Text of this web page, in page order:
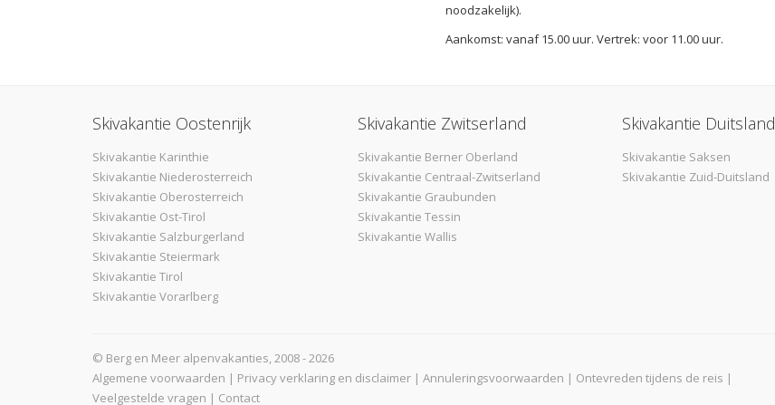
noodzakelijk).
Aankomst: vanaf 15.00 uur. Vertrek: voor 11.00 uur.
Skivakantie Oostenrijk
Skivakantie Karinthie
Skivakantie Niederosterreich
Skivakantie Oberosterreich
Skivakantie Ost-Tirol
Skivakantie Salzburgerland
Skivakantie Steiermark
Skivakantie Tirol
Skivakantie Vorarlberg
Skivakantie Zwitserland
Skivakantie Berner Oberland
Skivakantie Centraal-Zwitserland
Skivakantie Graubunden
Skivakantie Tessin
Skivakantie Wallis
Skivakantie Duitsland
Skivakantie Saksen
Skivakantie Zuid-Duitsland
© Berg en Meer alpenvakanties, 2008 - 2026
Algemene voorwaarden | Privacy verklaring en disclaimer | Annuleringsvoorwaarden | Ontevreden tijdens de reis |
Veelgestelde vragen | Contact